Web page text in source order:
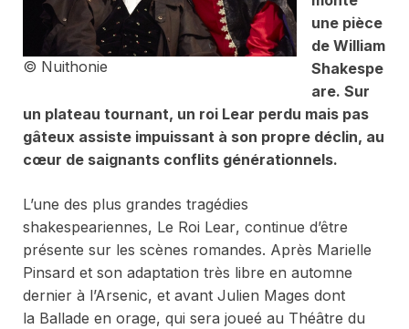
© Nuithonie
une pièce
de William
Shakespe
are. Sur
un plateau tournant, un roi Lear perdu mais pas
gâteux assiste impuissant à son propre déclin, au
cœur de saignants conflits générationnels.
L’une des plus grandes tragédies
shakespeariennes, Le Roi Lear, continue d’être
présente sur les scènes romandes. Après Marielle
Pinsard et son adaptation très libre en automne
dernier à l’Arsenic, et avant Julien Mages dont
la Ballade en orage, qui sera joueé au Théâtre du